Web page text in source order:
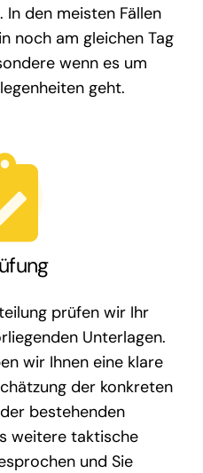
den meisten Fällen
noch am gleichen Tag
wenn es um
geht.
prüfen wir Ihr
Unterlagen.
wir Ihnen eine klare
der konkreten
bestehenden
weitere taktische
und Sie